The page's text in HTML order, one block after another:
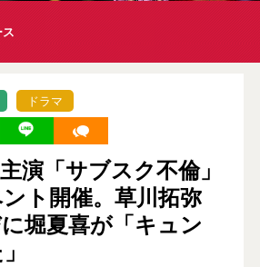
ス
ドラマ
演「サブスク不倫」
ト開催。草川拓弥
堀夏喜が「キュン